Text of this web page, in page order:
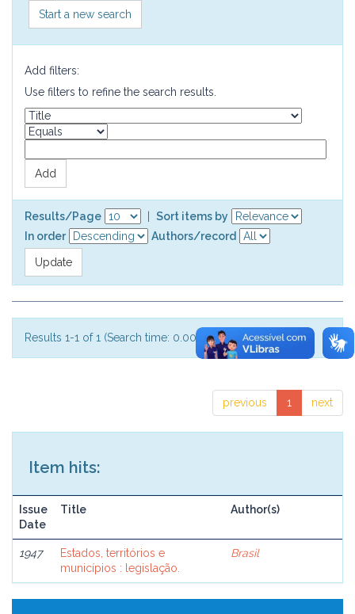
Start a new search
Add filters:
Use filters to refine the search results.
Results/Page
Sort items by
In order
Authors/record
Results 1-1 of 1 (Search time: 0.001 seconds).
previous 1 next
Item hits:
Issue
Date
Title Author(s)
1947
Estados, territórios e
municípios : legislação.
Brasil